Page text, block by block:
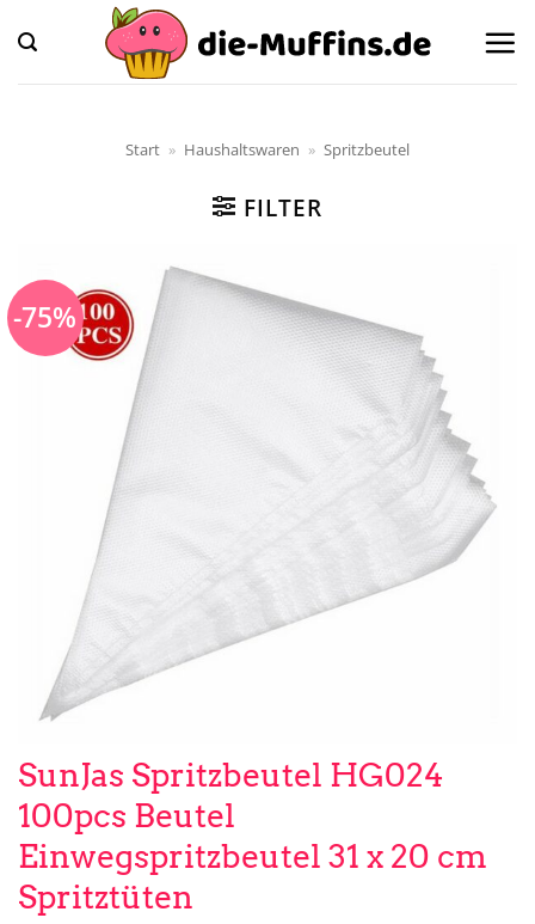
Inhalt
springen
Start » Haushaltswaren » Spritzbeutel
FILTER
-75%
SunJas Spritzbeutel HG024
100pcs Beutel
Einwegspritzbeutel 31 x 20 cm
Spritztüten